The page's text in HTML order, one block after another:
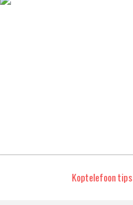
Koptelefoon tips